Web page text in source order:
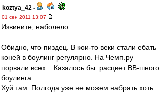
koztya_42 -
01 сен 2011 13:07
Извините, наболело...
Обидно, что пиздец. В кои-то веки стали ебать
коней в боулинг регулярно. На Чемп.ру
порвали всех... Казалось бы: расцвет ВВ-шного
боулинга...
Хуй там. Полгода уже не можем набрать хоть